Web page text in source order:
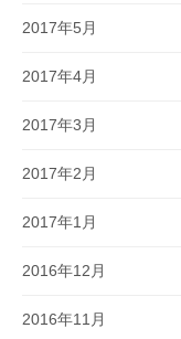
2017年5月
2017年4月
2017年3月
2017年2月
2017年1月
2016年12月
2016年11月